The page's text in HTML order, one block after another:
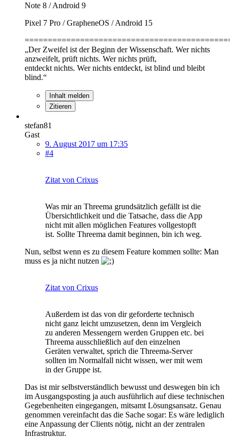
Note 8 / Android 9
Pixel 7 Pro / GrapheneOS / Android 15
„Der Zweifel ist der Beginn der Wissenschaft. Wer nichts
anzweifelt, prüft nichts. Wer nichts prüft,
entdeckt nichts. Wer nichts entdeckt, ist blind und bleibt
blind.“
Inhalt melden
Zitieren
stefan81
Gast
9. August 2017 um 17:35
#4
Zitat von Crixus
Was mir an Threema grundsätzlich gefällt ist die
Übersichtlichkeit und die Tatsache, dass die App
nicht mit allen möglichen Features vollgestopft
ist. Sollte Threema damit beginnen, bin ich weg.
Nun, selbst wenn es zu diesem Feature kommen sollte: Man
muss es ja nicht nutzen
Zitat von Crixus
Außerdem ist das von dir geforderte technisch
nicht ganz leicht umzusetzen, denn im Vergleich
zu anderen Messengern werden Gruppen etc. bei
Threema ausschließlich auf den einzelnen
Geräten verwaltet, sprich die Threema-Server
sollten im Normalfall nicht wissen, wer mit wem
in der Gruppe ist.
Das ist mir selbstverständlich bewusst und deswegen bin ich
im Ausgangsposting ja auch ausführlich auf diese technischen
Gegebenheiten eingegangen, mitsamt Lösungsansatz. Genau
genommen vereinfacht das die Sache sogar: Es wäre lediglich
eine Anpassung der Clients nötig, nicht an der zentralen
Infrastruktur.